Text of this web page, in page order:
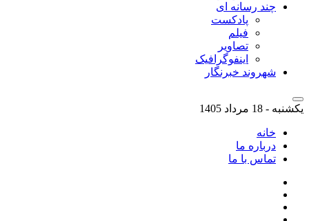
چند رسانه ای
پادکست
فیلم
تصاویر
اینفوگرافیک
شهروند خبرنگار
یکشنبه - 18 مرداد 1405
خانه
درباره ما
تماس با ما